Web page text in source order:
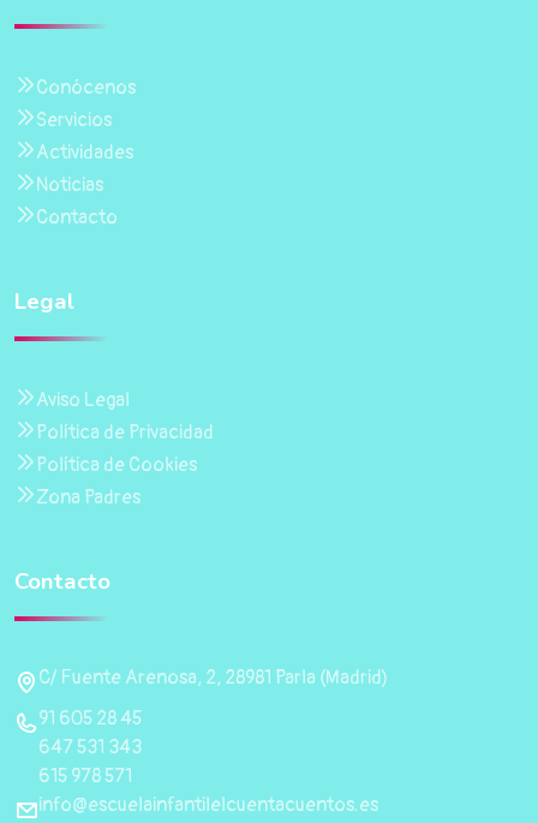
Conócenos
Servicios
Actividades
Noticias
Contacto
Legal
Aviso Legal
Política de Privacidad
Política de Cookies
Zona Padres
Contacto
C/ Fuente Arenosa, 2, 28981 Parla (Madrid)
91 605 28 45
647 531 343
615 978 571
info@escuelainfantilelcuentacuentos.es